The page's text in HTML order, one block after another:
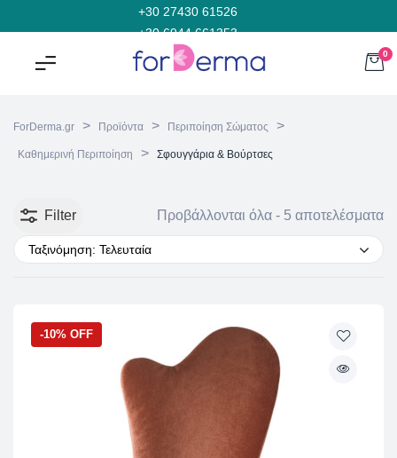
+30 27430 61526
+30 6944 661353
0
ForDerma.gr > Προϊόντα > Περιποίηση Σώματος >
Καθημερινή Περιποίηση > Σφουγγάρια & Βούρτσες
Filter Προβάλλονται όλα - 5 αποτελέσματα
Ταξινόμηση: Τελευταία
-10% OFF